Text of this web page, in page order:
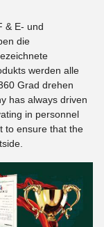
& E- und
die
werden alle
Grad drehen
has always driven
in personnel
to ensure that the